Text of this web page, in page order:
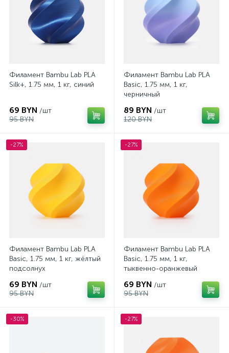
Филамент Bambu Lab PLA
Silk+, 1.75 мм, 1 кг, синий
69 BYN /шт
95 BYN
Филамент Bambu Lab PLA
Basic, 1.75 мм, 1 кг,
черничный
89 BYN /шт
120 BYN
-27%
Филамент Bambu Lab PLA
Basic, 1.75 мм, 1 кг, жёлтый
подсолнух
69 BYN /шт
95 BYN
-27%
Филамент Bambu Lab PLA
Basic, 1.75 мм, 1 кг,
тыквенно-оранжевый
69 BYN /шт
95 BYN
-30% -27%